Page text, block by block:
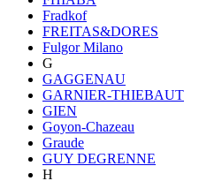
Fradkof
FREITAS&DORES
Fulgor Milano
G
GAGGENAU
GARNIER-THIEBAUT
GIEN
Goyon-Chazeau
Graude
GUY DEGRENNE
H